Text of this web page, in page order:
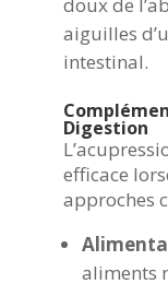
doux de
aiguilles
intestinal.
Digestion
efficace
approches
aliments